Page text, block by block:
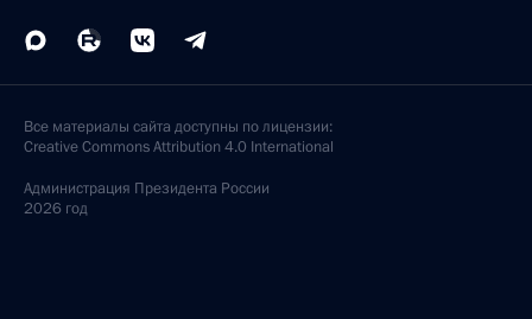
Все материалы сайта доступны по лицензии:
Creative Commons Attribution 4.0 International
Администрация Президента России
2026 год